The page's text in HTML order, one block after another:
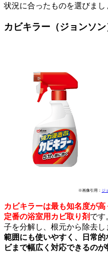
状況に合ったものを選びまし
カビキラー（ジョンソン
※画像引用： ジ
カビキラーは最も知名度が
定番の浴室用カビ取り剤 です
子を分解し、根元から除去し
範囲にも使いやすく、日常
ビまで幅広く対応できるのが